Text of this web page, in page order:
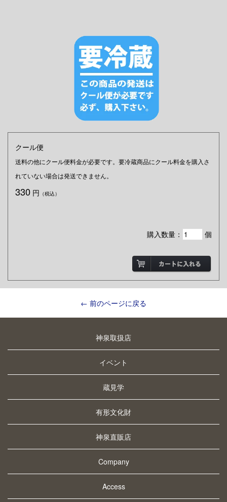
クール便
送料の他にクール便料金が必要です。 要冷蔵商品にクール料金を購入さ
れていない場合は発送できません。
330 円 （税込）
購入数量： 個
← 前のページに戻る
神泉取扱店
イベント
蔵見学
有形文化財
神泉直販店
Company
Access